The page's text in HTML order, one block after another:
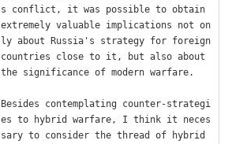
s conflict, it was possible to obtain
extremely valuable implications not on
ly about Russia's strategy for foreign
countries close to it, but also about
the significance of modern warfare.
Besides contemplating counter-strategi
es to hybrid warfare, I think it neces
sary to consider the thread of hybrid